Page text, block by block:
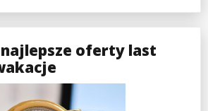
najlepsze oferty last